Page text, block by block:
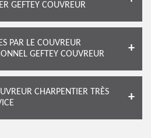
GEFTEY COUVREUR
PAR LE COUVREUR
GEFTEY COUVREUR
CHARPENTIER TRÈS